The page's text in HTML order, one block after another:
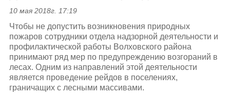
10 мая 2018г. 17:19
Чтобы не допустить возникновения природных
пожаров сотрудники отдела надзорной деятельности и
профилактической работы Волховского района
принимают ряд мер по предупреждению возгораний в
лесах. Одним из направлений этой деятельности
является проведение рейдов в поселениях,
граничащих с лесными массивами.